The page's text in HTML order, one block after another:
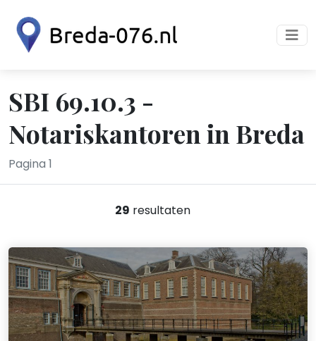
SBI 69.10.3 -
Notariskantoren in Breda
Pagina 1
29 resultaten